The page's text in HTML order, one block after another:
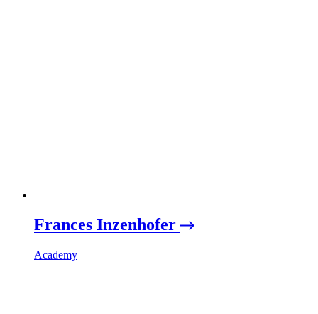
Frances Inzenhofer
Academy